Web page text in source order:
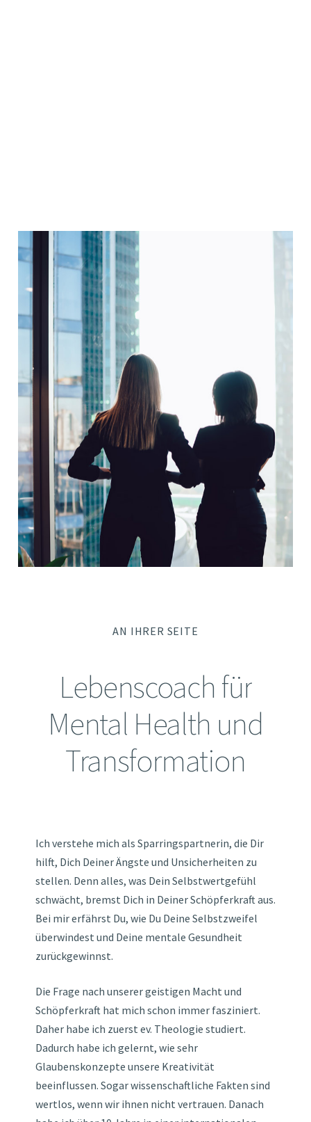
AN IHRER SEITE
Lebenscoachfür
Mental Health und
Transformation
Ich verstehe mich als Sparringspartnerin, die Dir
hilft, Dich Deiner Ängste und Unsicherheiten zu
stellen. Denn alles, was Dein Selbstwertgefühl
schwächt, bremst Dich in Deiner Schöpferkraft aus.
Bei mir erfährst Du, wie Du Deine Selbstzweifel
überwindest und Deine mentale Gesundheit
zurückgewinnst.
Die Frage nach unserer geistigen Macht und
Schöpferkraft hat mich schon immer fasziniert.
Daher habe ich zuerst ev. Theologie studiert.
Dadurch habe ich gelernt, wie sehr
Glaubenskonzepte unsere Kreativität
beeinflussen. Sogar wissenschaftliche Fakten sind
wertlos, wenn wir ihnen nicht vertrauen. Danach